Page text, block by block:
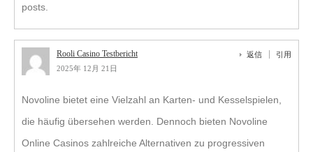
posts.
Rooli Casino Testbericht
2025年 12月 21日
返信 引用
Novoline bietet eine Vielzahl an Karten- und Kesselspielen,
die häufig übersehen werden. Dennoch bieten Novoline
Online Casinos zahlreiche Alternativen zu progressiven